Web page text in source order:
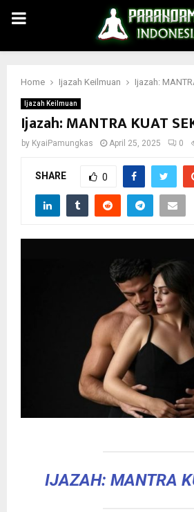
PRIMARY
MENU
Home Ijazah Keilmuan Ijazah:
Ijazah Keilmuan
Ijazah: MANTRA KUAT
by KyaiPamungkas April 25, 2025 0
SHARE 0
IJAZAH: MANTRA